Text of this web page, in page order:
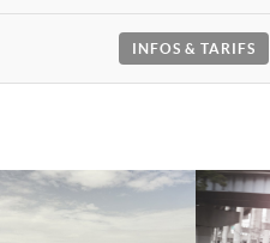
INFOS & TARIFS